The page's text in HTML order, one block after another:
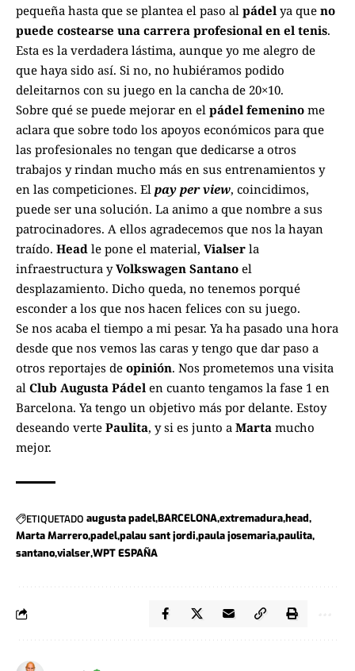
pequeña hasta que se plantea el paso al pádel ya que no
puede costearse una carrera profesional en el tenis.
Esta es la verdadera lástima, aunque yo me alegro de
que haya sido así. Si no, no hubiéramos podido
deleitarnos con su juego en la cancha de 20×10.
Sobre qué se puede mejorar en el pádel femenino me
aclara que sobre todo los apoyos económicos para que
las profesionales no tengan que dedicarse a otros
trabajos y rindan mucho más en sus entrenamientos y
en las competiciones. El pay per view, coincidimos,
puede ser una solución. La animo a que nombre a sus
patrocinadores. A ellos agradecemos que nos la hayan
traído. Head le pone el material, Vialser la
infraestructura yVolkswagen Santano el
desplazamiento. Dicho queda, no tenemos porqué
esconder a los que nos hacen felices con su juego.
Se nos acaba el tiempo a mi pesar. Ya ha pasado una hora
desde que nos vemos las caras y tengo que dar paso a
otros reportajes de opinión. Nos prometemos una visita
al Club Augusta Pádel en cuanto tengamos la fase 1 en
Barcelona. Ya tengo un objetivo más por delante. Estoy
deseando verte Paulita, y si es junto a Marta mucho
mejor.
ETIQUETADO augusta padelBARCELONAextremadurahead
Marta Marreropadelpalau sant jordi paula josemariapaulita
santanovialserWPT ESPAÑA